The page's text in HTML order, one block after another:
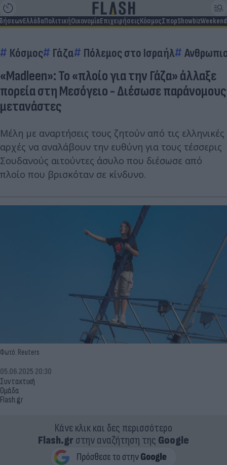
ΕλλάδαΠολιτικήΟικονομίαΕπιχειρήσειςΚόσμοςΣπορShowbizWeekend
Κόσμος Γάζα Πόλεμος στο Ισραήλ
«Madleen»: Το «πλοίο για την Γάζα» άλλαξε
πορεία στη Μεσόγειο - Διέσωσε παράνομους
μετανάστες
Μέλη με αναρτήσεις τους ζητούν από τις ελληνικές
αρχές να αναλάβουν την ευθύνη για τους τέσσερις
Σουδανούς αιτούντες άσυλο που διέσωσε από
πλοίο που βρισκόταν σε κίνδυνο.
Φωτό: Reuters
Συντακτική
Ομάδα
Flash.gr
05.06.2025 20:30
Κάνε κλικ και δες περισσότερο
Flash.grστην αναζήτηση της Google